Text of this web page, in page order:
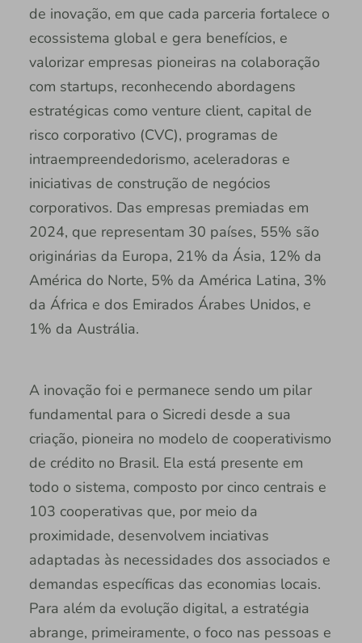
de inovação, em que cada parceria fortalece o
ecossistema global e gera benefícios, e
valorizar empresas pioneiras na colaboração
com startups, reconhecendo abordagens
estratégicas como venture client, capital de
risco corporativo (CVC), programas de
intraempreendedorismo, aceleradoras e
iniciativas de construção de negócios
corporativos. Das empresas premiadas em
2024, que representam 30 países, 55% são
originárias da Europa, 21% da Ásia, 12% da
América do Norte, 5% da América Latina, 3%
da África e dos Emirados Árabes Unidos, e
1% da Austrália.
A inovação foi e permanece sendo um pilar
fundamental para o Sicredi desde a sua
criação, pioneira no modelo de cooperativismo
de crédito no Brasil. Ela está presente em
todo o sistema, composto por cinco centrais e
103 cooperativas que, por meio da
proximidade, desenvolvem inciativas
adaptadas às necessidades dos associados e
demandas específicas das economias locais.
Para além da evolução digital, a estratégia
abrange, primeiramente, o foco nas pessoas e